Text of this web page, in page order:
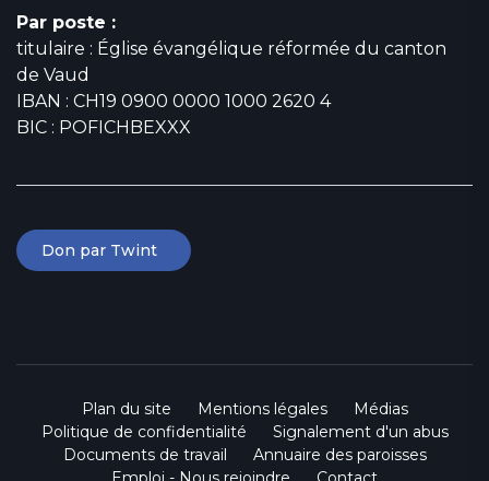
Par poste :
titulaire : Église évangélique réformée du canton
de Vaud
IBAN : CH19 0900 0000 1000 2620 4
BIC : POFICHBEXXX
Don par Twint
Plan du site Mentions légales
Médias
Politique de confidentialité
Signalement d'un abus
Documents de travail
Annuaire des paroisses